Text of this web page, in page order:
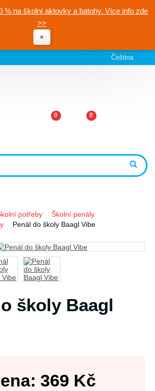
% na školní aktovky a batohy. Více info zde
>>
×
Čeština
0 0
potřeby
Školní penály
Penál do školy Baagl Vibe
školy Baagl
369 Kč